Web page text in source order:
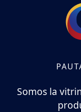
Somos la